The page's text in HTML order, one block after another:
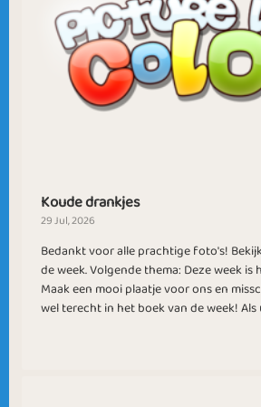
Merry Christmas
Flottelotte2
Koude drankjes
29 Jul, 2026
Bedankt voor alle prachtige foto's!
de week. Volgende thema: Deze week is
Maak een mooi plaatje voor ons en
wel terecht in het boek van de week! Als